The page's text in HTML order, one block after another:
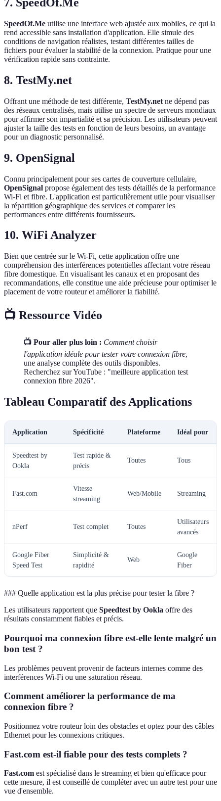
SpeedOf.Me utilise une interface web ajustée aux mobiles, ce qui la
rend accessible sans installation d'application. Elle simule des
conditions de navigation réalistes, testant différentes tailles de
fichiers pour évaluer la stabilité de la connexion. Pratique pour une
vérification rapide sans contrainte.
8. TestMy.net
Offrant une méthode de test différente, TestMy.net ne dépend pas
des réseaux centralisés, mais utilise un spectre de serveurs mondiaux
pour affirmer son impartialité et sa précision. Les utilisateurs peuvent
ajuster la taille des tests en fonction de leurs besoins, un avantage
pour un diagnostic personnalisé.
9. OpenSignal
Connu principalement pour ses cartes de couverture cellulaire,
OpenSignal propose également des tests détaillés de la performance
Wi-Fi et fibre. L'application est particulièrement utile pour visualiser
la répartition géographique des services et comparer les
performances entre différents fournisseurs.
10. WiFi Analyzer
Bien que centrée sur le Wi-Fi, cette application offre une
compréhension des interférences potentielles affectant votre réseau
fibre domestique. En visualisant les canaux et en proposant des
recommandations, elle constitue une aide précieuse pour optimiser le
placement de votre routeur et améliorer la fiabilité.
📺 Ressource Vidéo
📺 Pour aller plus loin : Comment choisir
l'application idéale pour tester votre connexion fibre,
une analyse complète des outils disponibles.
Recherchez sur YouTube : "meilleure application test
connexion fibre 2026".
Tableau Comparatif des Applications
Application Spécificité Plateforme Idéal pour
Speedtest by
Ookla
Test rapide &
précis
Toutes Tous
Fast.com
Vitesse
streaming
Web/Mobile Streaming
nPerf Test complet Toutes
Utilisateurs
avancés
Google Fiber
Speed Test
Simplicité &
rapidité
Web
Google
Fiber
### Quelle application est la plus précise pour tester la fibre ?
Les utilisateurs rapportent que Speedtest by Ookla offre des
résultats constamment fiables et précis.
Pourquoi ma connexion fibre est-elle lente malgré un
bon test ?
Les problèmes peuvent provenir de facteurs internes comme des
interférences Wi-Fi ou une saturation réseau.
Comment améliorer la performance de ma
connexion fibre ?
Positionnez votre routeur loin des obstacles et optez pour des câbles
Ethernet pour les connexions critiques.
Fast.com est-il fiable pour des tests complets ?
Fast.com est spécialisé dans le streaming et bien qu'efficace pour
cette mesure, il est conseillé de compléter avec un autre test pour une
vue d'ensemble.